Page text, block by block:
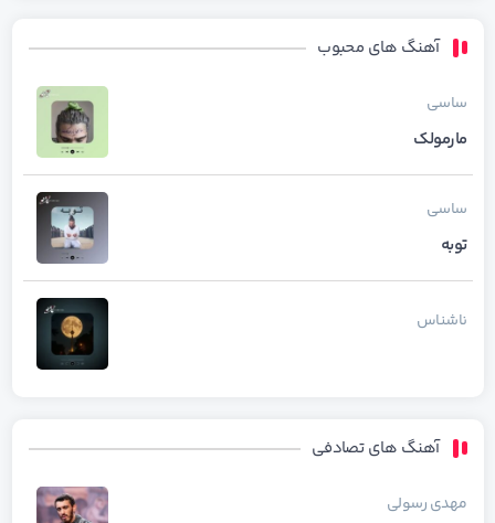
آهنگ های محبوب
ساسی
مارمولک
ساسی
توبه
ناشناس
آهنگ های تصادفی
مهدی رسولی